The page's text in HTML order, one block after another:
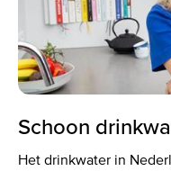
Schoon
Het drinkwater in